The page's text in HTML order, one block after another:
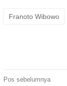
Franoto Wibowo
Navigasi
Pos sebelumnya